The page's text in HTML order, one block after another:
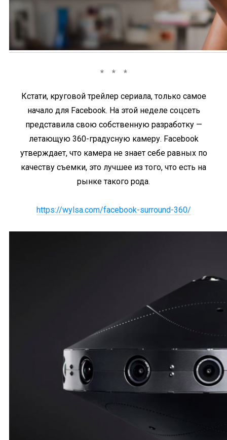
Кстати, круговой трейлер сериала, только самое
начало для Facebook. На этой неделе соцсеть
представила свою собственную разработку —
летающую 360-градусную камеру. Facebook
утверждает, что камера не знает себе равных по
качеству съемки, это лучшее из того, что есть на
рынке такого рода.
https://wylsa.com/facebook-surround-360/